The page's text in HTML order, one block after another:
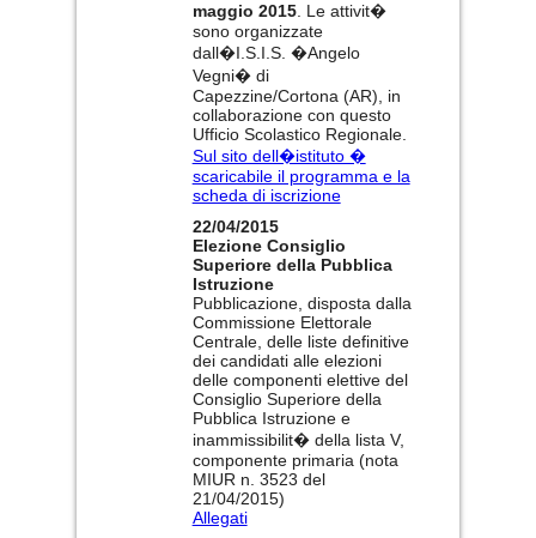
maggio 2015. Le attivit�
sono organizzate
dall�I.S.I.S. �Angelo
Vegni� di
Capezzine/Cortona (AR), in
collaborazione con questo
Ufficio Scolastico Regionale.
Sul sito dell�istituto �
scaricabile il programma e la
scheda di iscrizione
22/04/2015
Elezione Consiglio
Superiore della Pubblica
Istruzione
Pubblicazione, disposta dalla
Commissione Elettorale
Centrale, delle liste definitive
dei candidati alle elezioni
delle componenti elettive del
Consiglio Superiore della
Pubblica Istruzione e
inammissibilit� della lista V,
componente primaria (nota
MIUR n. 3523 del
21/04/2015)
Allegati